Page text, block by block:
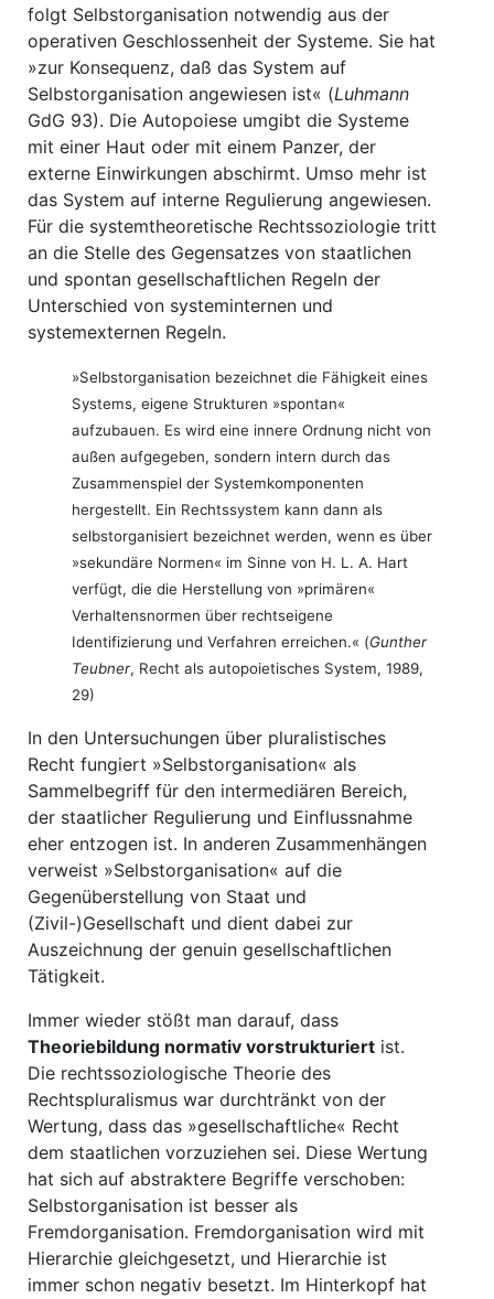
folgt Selbstorganisation notwendig aus der
operativen Geschlossenheit der Systeme. Sie hat
»zur Konsequenz, daß das System auf
Selbstorganisation angewiesen ist« (Luhmann
GdG 93). Die Autopoiese umgibt die Systeme
mit einer Haut oder mit einem Panzer, der
externe Einwirkungen abschirmt. Umso mehr ist
das System auf interne Regulierung angewiesen.
Für die systemtheoretische Rechtssoziologie tritt
an die Stelle des Gegensatzes von staatlichen
und spontan gesellschaftlichen Regeln der
Unterschied von systeminternen und
systemexternen Regeln.
»Selbstorganisation bezeichnet die Fähigkeit eines
Systems, eigene Strukturen »spontan«
aufzubauen. Es wird eine innere Ordnung nicht von
außen aufgegeben, sondern intern durch das
Zusammenspiel der Systemkomponenten
hergestellt. Ein Rechtssystem kann dann als
selbstorganisiert bezeichnet werden, wenn es über
»sekundäre Normen« im Sinne von H. L. A. Hart
verfügt, die die Herstellung von »primären«
Verhaltensnormen über rechtseigene
Identifizierung und Verfahren erreichen.« (Gunther
Teubner, Recht als autopoietisches System, 1989,
29)
In den Untersuchungen über pluralistisches
Recht fungiert »Selbstorganisation« als
Sammelbegriff für den intermediären Bereich,
der staatlicher Regulierung und Einflussnahme
eher entzogen ist. In anderen Zusammenhängen
verweist »Selbstorganisation« auf die
Gegenüberstellung von Staat und
(Zivil-)Gesellschaft und dient dabei zur
Auszeichnung der genuin gesellschaftlichen
Tätigkeit.
Immer wieder stößt man darauf, dass
Theoriebildung normativ vorstrukturiert ist.
Die rechtssoziologische Theorie des
Rechtspluralismus war durchtränkt von der
Wertung, dass das »gesellschaftliche« Recht
dem staatlichen vorzuziehen sei. Diese Wertung
hat sich auf abstraktere Begriffe verschoben:
Selbstorganisation ist besser als
Fremdorganisation. Fremdorganisation wird mit
Hierarchie gleichgesetzt, und Hierarchie ist
immer schon negativ besetzt. Im Hinterkopf hat